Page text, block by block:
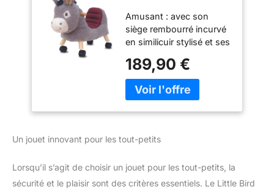
Old Kids Toddler
Toys for Girls &
Boys Soft Animal
Toy Strong Wooden
Frame Baby Gift
Padded Seat Indoor
Nursery Play
Amusant : avec son
siège rembourré incurvé
en similicuir stylisé et ses
multidirectionnelles,
Bojangles l'âne offre une
conduite amusante et
fait un jouet idéal pour
filles. Avec son sourire
attachant et ses jolies
189,90 €
Un jouet innovant pour les tout-petits
Lorsqu’il s’agit de choisir un jouet pour les tout-petits, la
sécurité et le plaisir sont des critères essentiels. Le Little Bird